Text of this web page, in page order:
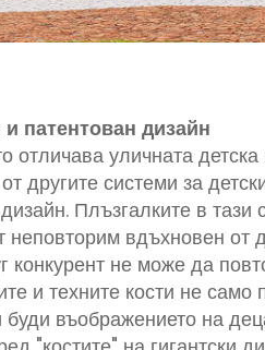
патентован дизайн
отличава уличната
другите системи за
Плъзгалките в тази
неповторим вдъхновен от
конкурент не може да
и техните кости не само
въображението на